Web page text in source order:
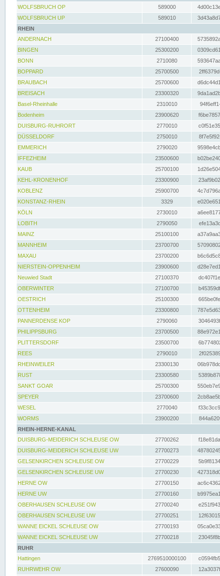
WOLFSBRUCH OP
589000
WOLFSBRUCH UP
589010
RHEIN
ANDERNACH
27100400
BINGEN
25300200
BONN
2710080
BOPPARD
25700500
BRAUBACH
25700600
BREISACH
23300320
Basel-Rheinhalle
2310010
Bodenheim
23900620
DUISBURG-RUHRORT
2770010
DÜSSELDORF
2750010
EMMERICH
2790020
IFFEZHEIM
23500600
KAUB
25700100
KEHL-KRONENHOF
23300900
KOBLENZ
25900700
KONSTANZ-RHEIN
3329
KÖLN
2730010
LOBITH
2790050
MAINZ
25100100
MANNHEIM
23700700
MAXAU
23700200
NIERSTEIN-OPPENHEIM
23900600
Neuwied Stadt
27100370
OBERWINTER
27100700
OESTRICH
25100300
OTTENHEIM
23300800
PANNERDENSE KOP
2790060
PHILIPPSBURG
23700500
PLITTERSDORF
23500700
REES
2790010
RHEINWEILER
23300130
RUST
23300580
SANKT GOAR
25700300
SPEYER
23700600
WESEL
2770040
WORMS
23900200
RHEIN-HERNE-KANAL
DUISBURG-MEIDERICH SCHLEUSE OW
27700262
DUISBURG-MEIDERICH SCHLEUSE UW
27700273
GELSENKIRCHEN SCHLEUSE OW
27700229
GELSENKIRCHEN SCHLEUSE UW
27700230
HERNE OW
27700150
HERNE UW
27700160
OBERHAUSEN SCHLEUSE OW
27700240
OBERHAUSEN SCHLEUSE UW
27700251
WANNE EICKEL SCHLEUSE OW
27700193
WANNE EICKEL SCHLEUSE UW
27700218
RUHR
Hattingen
2769510000100
RUHRWEHR OW
27600090